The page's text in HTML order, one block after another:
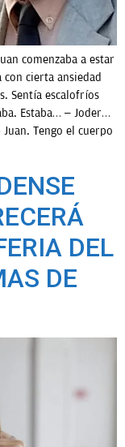
comenzaba a estar
cierta ansiedad
Sentía escalofríos
Estaba… – Joder…
Tengo el cuerpo
DEL
DE